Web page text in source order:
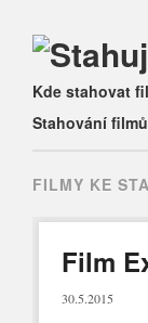
Main menu
Skip
to
content
Kde stahovat
Stahování
FILMY KE
Film
30.5.2015